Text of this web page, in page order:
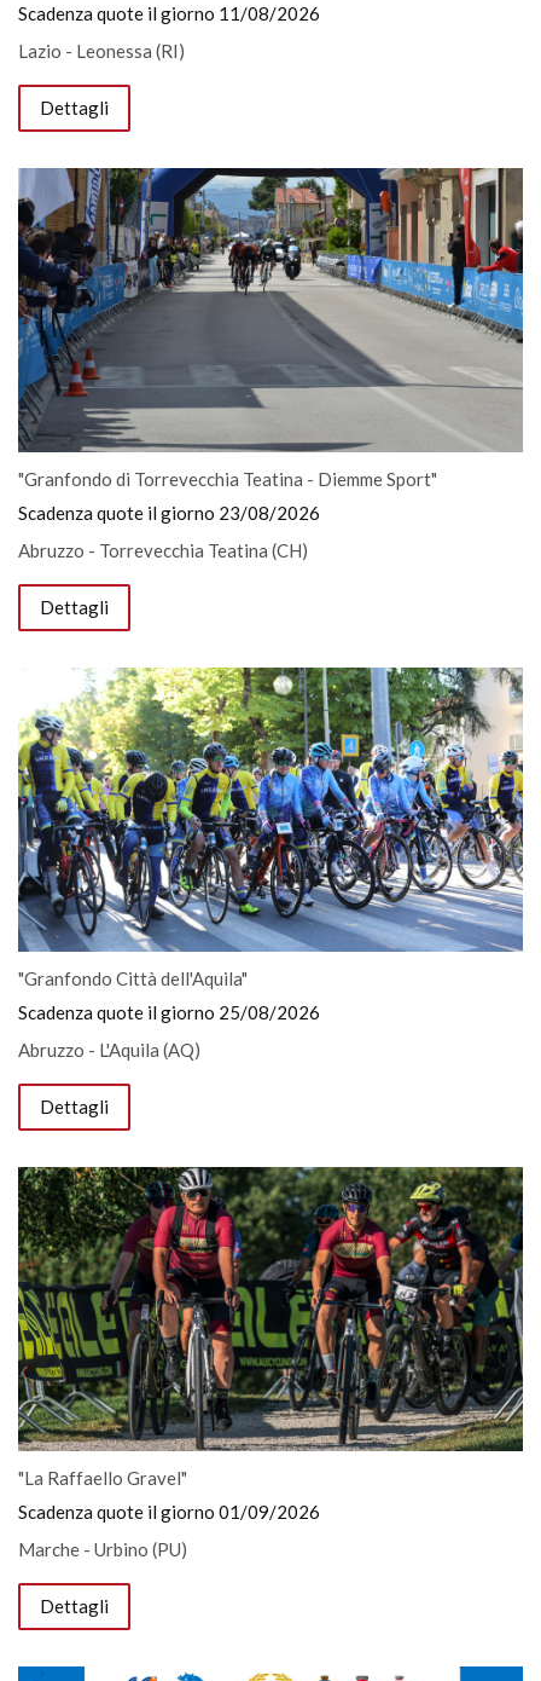
Scadenza quote il giorno 11/08/2026
Lazio - Leonessa (RI)
Dettagli
"Granfondo di Torrevecchia Teatina - Diemme Sport"
Scadenza quote il giorno 23/08/2026
Abruzzo - Torrevecchia Teatina (CH)
Dettagli
"Granfondo Città dell'Aquila"
Scadenza quote il giorno 25/08/2026
Abruzzo - L'Aquila (AQ)
Dettagli
"La Raffaello Gravel"
Scadenza quote il giorno 01/09/2026
Marche - Urbino (PU)
Dettagli